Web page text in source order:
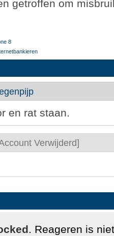
getroffen om
8
en rat staan.
Verwijderd]
. Reageren is